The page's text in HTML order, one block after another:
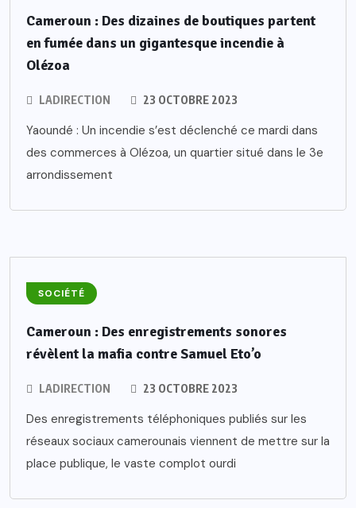
Cameroun : Des dizaines de boutiques partent
en fumée dans un gigantesque incendie à
Olézoa
LADIRECTION 23 OCTOBRE 2023
Yaoundé : Un incendie s’est déclenché ce mardi dans
des commerces à Olézoa, un quartier situé dans le 3e
arrondissement
SOCIÉTÉ
Cameroun : Des enregistrements sonores
révèlent la mafia contre Samuel Eto’o
LADIRECTION 23 OCTOBRE 2023
Des enregistrements téléphoniques publiés sur les
réseaux sociaux camerounais viennent de mettre sur la
place publique, le vaste complot ourdi